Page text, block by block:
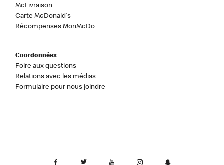
McLivraison
Carte McDonald's
Récompenses MonMcDo
Coordonnées
Foire aux questions
Relations avec les médias
Formulaire pour nous joindre